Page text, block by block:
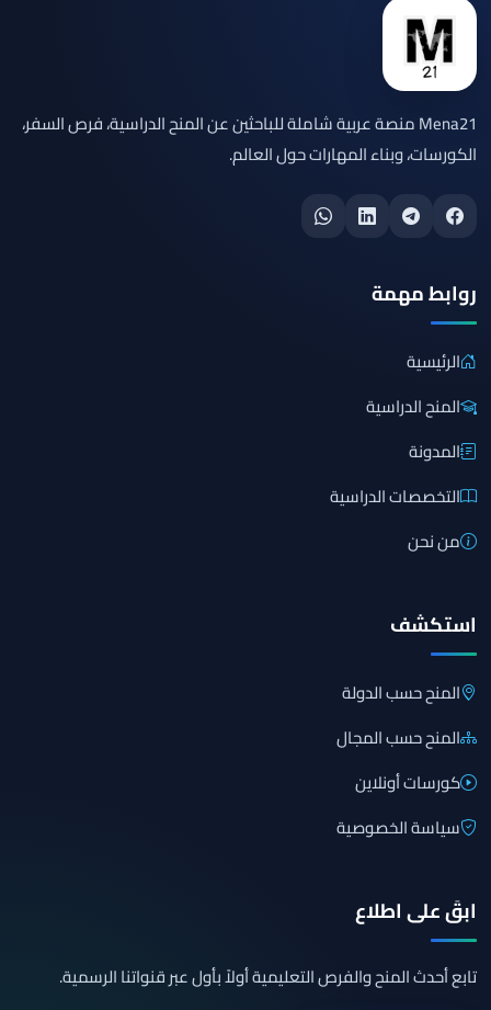
Mena21 منصة عربية شاملة للباحثين عن المنح الدراسية، فرص السفر،
الكورسات، وبناء المهارات حول العالم.
روابط مهمة
الرئيسية
المنح الدراسية
المدونة
التخصصات الدراسية
من نحن
استكشف
المنح حسب الدولة
المنح حسب المجال
كورسات أونلاين
سياسة الخصوصية
ابقَ على اطلاع
تابع أحدث المنح والفرص التعليمية أولاً بأول عبر قنواتنا الرسمية.